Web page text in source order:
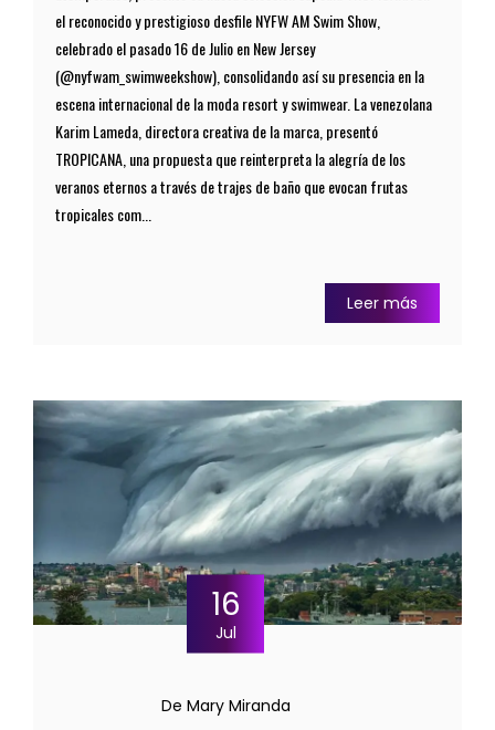
el reconocido y prestigioso desfile NYFW AM Swim Show,
celebrado el pasado 16 de Julio en New Jersey
(@nyfwam_swimweekshow), consolidando así su presencia en la
escena internacional de la moda resort y swimwear. La venezolana
Karim Lameda, directora creativa de la marca, presentó
TROPICANA, una propuesta que reinterpreta la alegría de los
veranos eternos a través de trajes de baño que evocan frutas
tropicales com...
Leer más
16
Jul
De Mary Miranda